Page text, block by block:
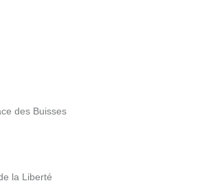
des Buisses
la Liberté